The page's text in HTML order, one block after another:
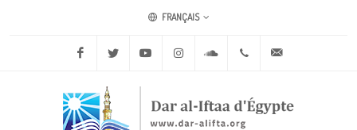
FRANÇAIS
Facebook Twitter Youtube Instagram Soundcloud+20 2 25970400